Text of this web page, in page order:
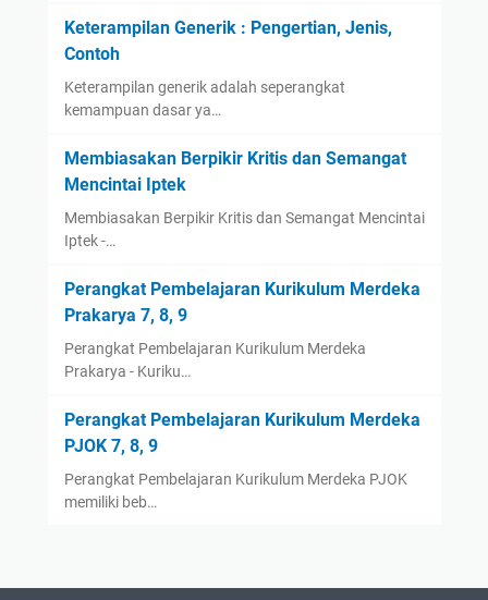
Keterampilan Generik : Pengertian, Jenis,
Contoh
Keterampilan generik adalah seperangkat
kemampuan dasar ya…
Membiasakan Berpikir Kritis dan Semangat
Mencintai Iptek
Membiasakan Berpikir Kritis dan Semangat Mencintai
Iptek -…
Perangkat Pembelajaran Kurikulum Merdeka
Prakarya 7, 8, 9
Perangkat Pembelajaran Kurikulum Merdeka
Prakarya - Kuriku…
Perangkat Pembelajaran Kurikulum Merdeka
PJOK 7, 8, 9
Perangkat Pembelajaran Kurikulum Merdeka PJOK
memiliki beb…